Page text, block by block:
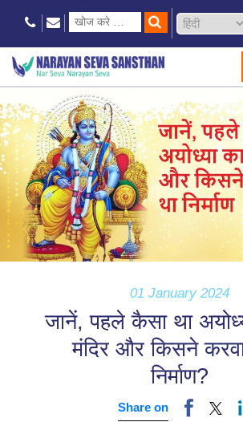
01 January 2024
जानें, पहले कैसा था
मंदिर और किसने
निर्माण?
Share on